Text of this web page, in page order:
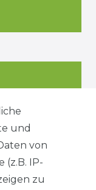
und
von
(z.B. IP-
zu